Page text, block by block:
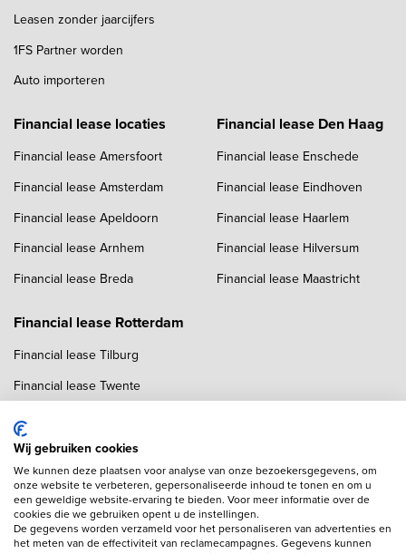
Leasen zonder jaarcijfers
1FS Partner worden
Auto importeren
Financial lease locaties
Financial lease Amersfoort
Financial lease Amsterdam
Financial lease Apeldoorn
Financial lease Arnhem
Financial lease Breda
Financial lease Den Haag
Financial lease Enschede
Financial lease Eindhoven
Financial lease Haarlem
Financial lease Hilversum
Financial lease Maastricht
Financial lease Rotterdam
Financial lease Tilburg
Financial lease Twente
Financial lease Utrecht
Financial lease Zwolle
Wij gebruiken cookies
We kunnen deze plaatsen voor analyse van onze bezoekersgegevens, om
onze website te verbeteren, gepersonaliseerde inhoud te tonen en om u
een geweldige website-ervaring te bieden. Voor meer informatie over de
cookies die we gebruiken opent u de instellingen.
De gegevens worden verzameld voor het personaliseren van advertenties en
het meten van de effectiviteit van reclamecampagnes. Gegevens kunnen